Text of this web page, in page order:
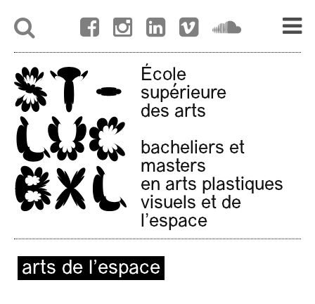
École
supérieure
des arts
bacheliers et
masters
en arts plastiques
visuels et de
l'espace
arts de l’espace